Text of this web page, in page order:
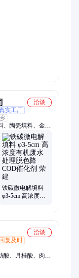
200、400、
醋酸、苯酚、氨
洽谈
实工厂
、陶瓷填料、金属
铁碳微电解填料
φ3-5cm 高浓度有
洽谈
回复及时
、月桂酸、肉豆
、十八醇、8
、芥酸、山嵛